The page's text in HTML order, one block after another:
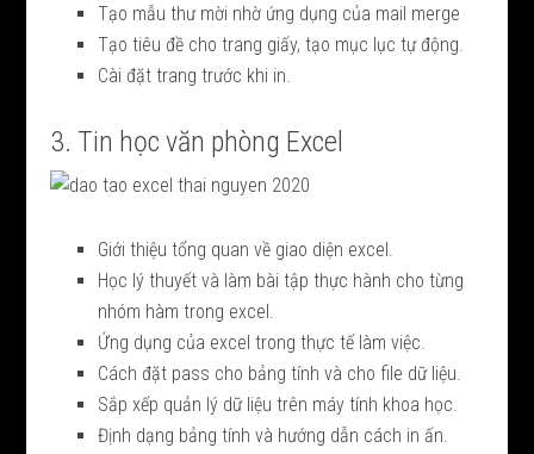
Tạo mẫu thư mời nhờ ứng dụng của mail merge
Tạo tiêu đề cho trang giấy, tạo mục lục tự động.
Cài đặt trang trước khi in.
3. Tin học văn phòng Excel
Giới thiệu tổng quan về giao diện excel.
Học lý thuyết và làm bài tập thực hành cho từng
nhóm hàm trong excel.
Ứng dụng của excel trong thực tế làm việc.
Cách đặt pass cho bảng tính và cho file dữ liệu.
Sắp xếp quản lý dữ liệu trên máy tính khoa học.
Định dạng bảng tính và hướng dẫn cách in ấn.